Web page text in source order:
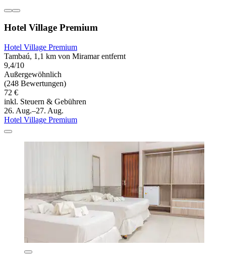
Hotel Village Premium
Hotel Village Premium
Tambaú, 1,1 km von Miramar entfernt
9,4/10
Außergewöhnlich
(248 Bewertungen)
72 €
inkl. Steuern & Gebühren
26. Aug.–27. Aug.
Hotel Village Premium